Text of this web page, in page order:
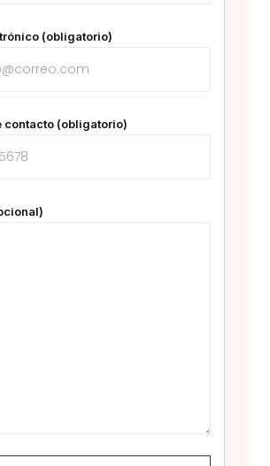
(obligatorio)
contacto (obligatorio)